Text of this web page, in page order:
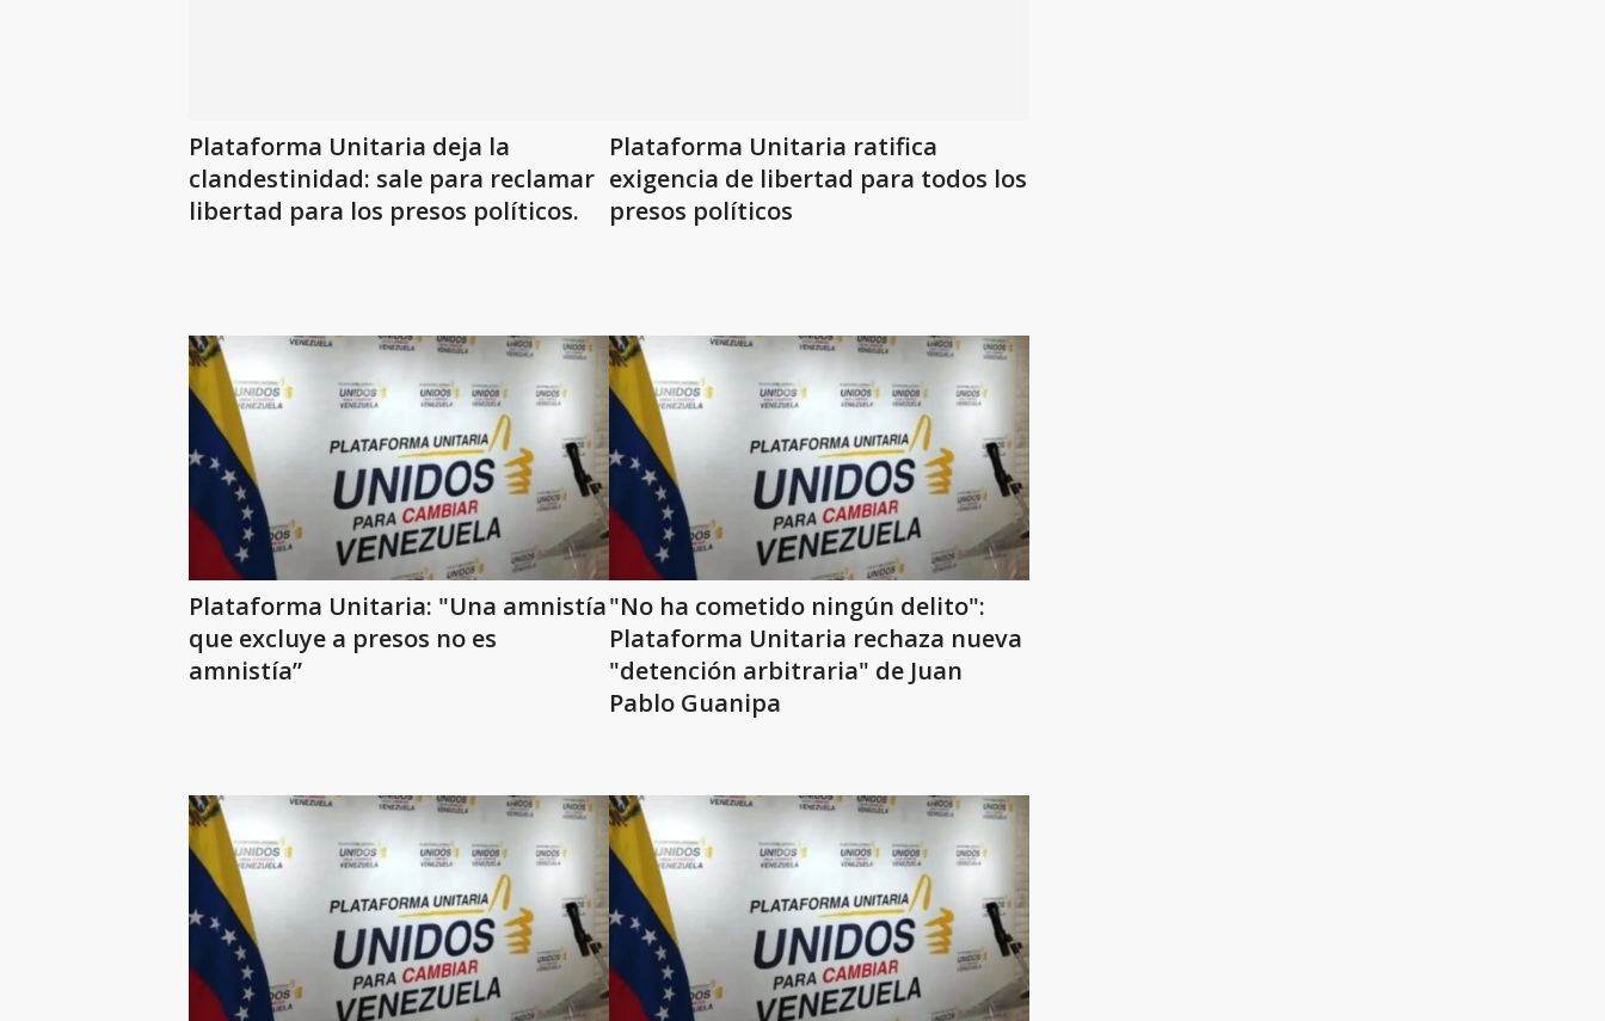
Plataforma Unitaria deja la
clandestinidad: sale para reclamar
libertad para los presos políticos.
Plataforma Unitaria ratifica
exigencia de libertad para todos los
presos políticos
Plataforma Unitaria: "Una amnistía
que excluye a presos no es
amnistía”
"No ha cometido ningún delito":
Plataforma Unitaria rechaza nueva
"detención arbitraria" de Juan
Pablo Guanipa